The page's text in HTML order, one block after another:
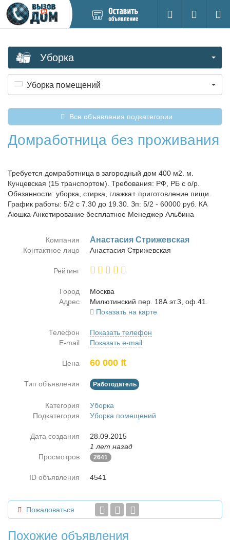
новое
Поиск
Вход на
Уборка
Уборка помещений
Все объявления подкатегории
Домработница без проживания
Требуется домработница в загородный дом 400 м2. м.
Кунцевская (15 транспортом). Требования: РФ, РБ с о/р.
Обязанности: уборка, стирка, глажка+ приготовление пищи.
График работы: 5/2 с 7.30 до 19.30. Зп: 5/2 - 60000 руб. КА
Аюшка Анкетирование бесплатное Менеджер Альбина
Компания Ана­ста­сия Стри­жев­ская
Контактное лицо Ана­ста­сия Стри­жев­ская
Рейтинг
Город
Москва
Адрес
Ми­лю­тин­ский пер. 18А эт.3, оф.41.
Показать на карте
Телефон
Показать телефон
E-mail
Показать e-mail
Цена 60 000 ₶
Тип объявления Работодатель
Категория
Уборка
Подкатегория
Уборка помещений
Дата создания
28.09.2015
1 лет назад
Просмотров
2641
ID объявления 4541
Пожаловаться
Похожие объявления